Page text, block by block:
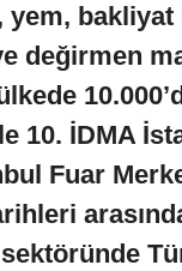
yem,
değirmen
10. İDMA
Fuar